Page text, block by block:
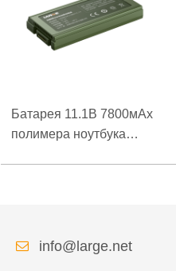
Батарея 11.1В 7800мАх
полимера ноутбука
info@large.net